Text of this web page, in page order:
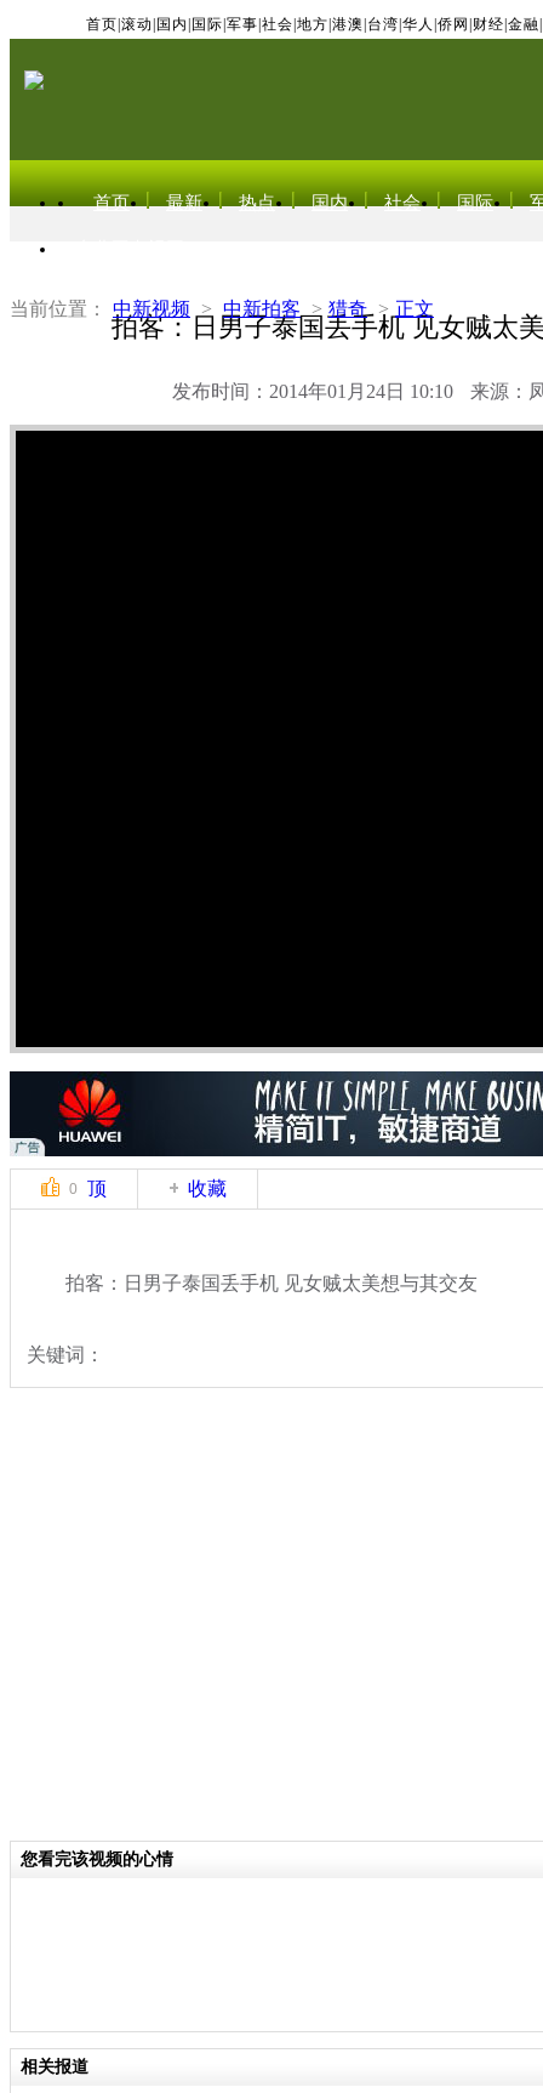
首页 滚动 国内 国际 军事 社会 地方 港澳 台湾 华人 侨网 财经 金融
首页 最新 热点 国内 社会 国际
当前位置： 中新视频 > 中新拍客 > 猎奇 > 正文
拍客：日男子泰国丢手机 见女贼太
发布时间：2014年01月24日 10:10 来源：
0 顶 收藏
拍客：日男子泰国丢手机 见女贼太美想与其交友
关键词：
您看完该视频的心情
相关报道